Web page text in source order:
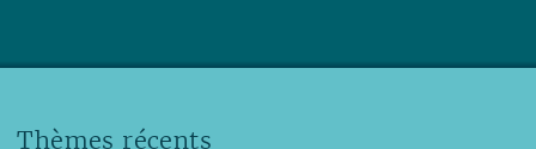
Thèmes récents